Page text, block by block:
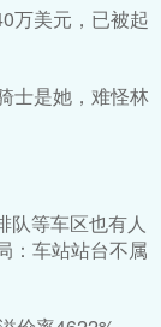
万美元，已被起
士是她，难怪林
队等车区也有人
：车站站台不属